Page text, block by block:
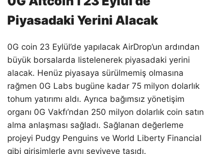
Piyasadaki Yerini Alacak
0G coin 23 Eylül’de yapılacak AirDrop’un ardından
büyük borsalarda listelenerek piyasadaki yerini
alacak. Henüz piyasaya sürülmemiş olmasına
rağmen 0G Labs bugüne kadar 75 milyon dolarlık
tohum yatırımı aldı. Ayrıca bağımsız yönetişim
organı 0G Vakfı’ndan 250 milyon dolarlık coin satın
alma anlaşması sağladı. Sağlanan değerleme
projeyi Pudgy Penguins ve World Liberty Financial
gibi girişimlerle aynı seviyeye taşıdı.